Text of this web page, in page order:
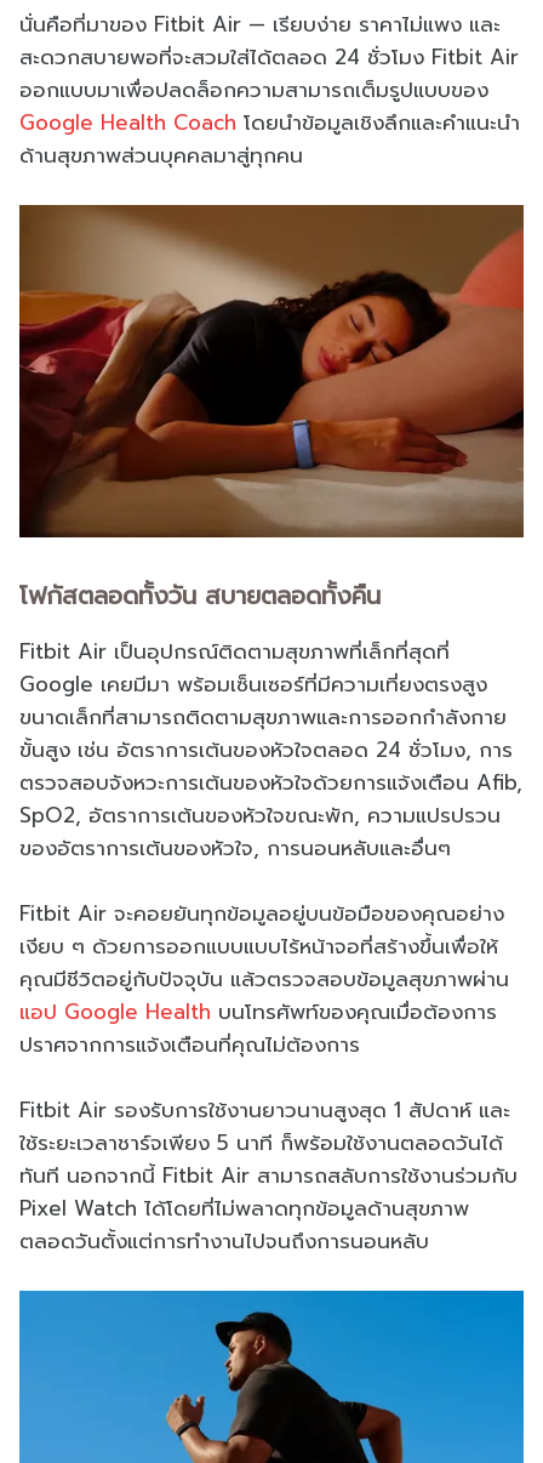
นั่นคือที่มาของ Fitbit Air — เรียบง่าย ราคาไม่แพง และ
สะดวกสบายพอที่จะสวมใส่ได้ตลอด 24 ชั่วโมง Fitbit Air
ออกแบบมาเพื่อปลดล็อกความสามารถเต็มรูปแบบของ
Google Health Coach โดยนําข้อมูลเชิงลึกและคําแนะนํา
ด้านสุขภาพส่วนบุคคลมาสู่ทุกคน
โฟกัสตลอดทั้งวัน สบายตลอดทั้งคืน
Fitbit Air เป็นอุปกรณ์ติดตามสุขภาพที่เล็กที่สุดที่
Google เคยมีมา พร้อมเซ็นเซอร์ที่มีความเที่ยงตรงสูง
ขนาดเล็กที่สามารถติดตามสุขภาพและการออกกําลังกาย
ขั้นสูง เช่น อัตราการเต้นของหัวใจตลอด 24 ชั่วโมง, การ
ตรวจสอบจังหวะการเต้นของหัวใจด้วยการแจ้งเตือน Afib,
SpO2, อัตราการเต้นของหัวใจขณะพัก, ความแปรปรวน
ของอัตราการเต้นของหัวใจ, การนอนหลับและอื่นๆ
Fitbit Air จะคอยยันทุกข้อมูลอยู่บนข้อมือของคุณอย่าง
เงียบ ๆ ด้วยการออกแบบแบบไร้หน้าจอที่สร้างขึ้นเพื่อให้
คุณมีชีวิตอยู่กับปัจจุบัน แล้วตรวจสอบข้อมูลสุขภาพผ่าน
แอป Google Health บนโทรศัพท์ของคุณเมื่อต้องการ
ปราศจากการแจ้งเตือนที่คุณไม่ต้องการ
Fitbit Air รองรับการใช้งานยาวนานสูงสุด 1 สัปดาห์ และ
ใช้ระยะเวลาชาร์จเพียง 5 นาที ก็พร้อมใช้งานตลอดวันได้
ทันที นอกจากนี้ Fitbit Air สามารถสลับการใช้งานร่วมกับ
Pixel Watch ได้โดยที่ไม่พลาดทุกข้อมูลด้านสุขภาพ
ตลอดวันตั้งแต่การทำงานไปจนถึงการนอนหลับ